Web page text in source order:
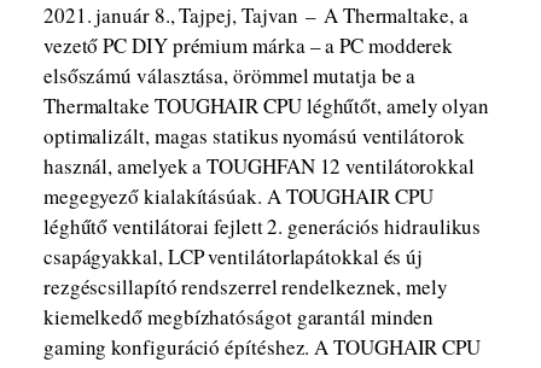
2021. január 8., Tajpej, Tajvan – A Thermaltake, a
vezető PC DIY prémium márka – a PC modderek
elsőszámú választása, örömmel mutatja be a
Thermaltake TOUGHAIR CPU léghűtőt, amely olyan
optimalizált, magas statikus nyomású ventilátorok
használ, amelyek a TOUGHFAN 12 ventilátorokkal
megegyező kialakításúak. A TOUGHAIR CPU
léghűtő ventilátorai fejlett 2. generációs hidraulikus
csapágyakkal, LCP ventilátorlapátokkal és új
rezgéscsillapító rendszerrel rendelkeznek, mely
kiemelkedő megbízhatóságot garantál minden
gaming konfiguráció építéshez. A TOUGHAIR CPU